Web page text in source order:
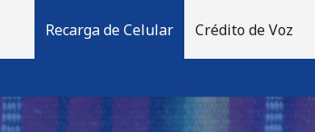
Recarga de Celular Crédito de Voz